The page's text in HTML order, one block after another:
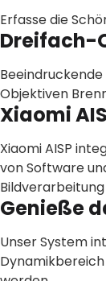
Erfasse die
Dreifach-
Objektiven
Xiaomi
Xiaomi AISP
von Software
Genieße
Unser System